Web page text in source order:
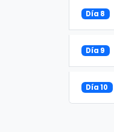
Día 8
Día 9
Día 10